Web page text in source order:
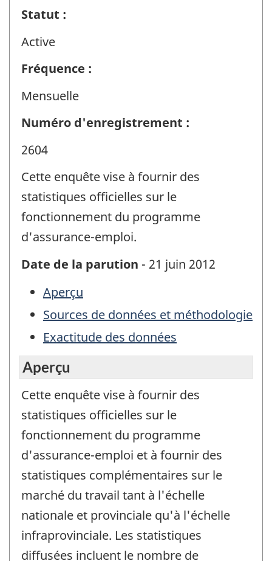
Statut :
Active
Fréquence :
Mensuelle
Numéro d'enregistrement :
2604
Cette enquête vise à fournir des
statistiques officielles sur le
fonctionnement du programme
d'assurance-emploi.
Date de la parution - 21 juin 2012
Aperçu
Sources de données et méthodologie
Exactitude des données
Aperçu
Cette enquête vise à fournir des
statistiques officielles sur le
fonctionnement du programme
d'assurance-emploi et à fournir des
statistiques complémentaires sur le
marché du travail tant à l'échelle
nationale et provinciale qu'à l'échelle
infraprovinciale. Les statistiques
diffusées incluent le nombre de